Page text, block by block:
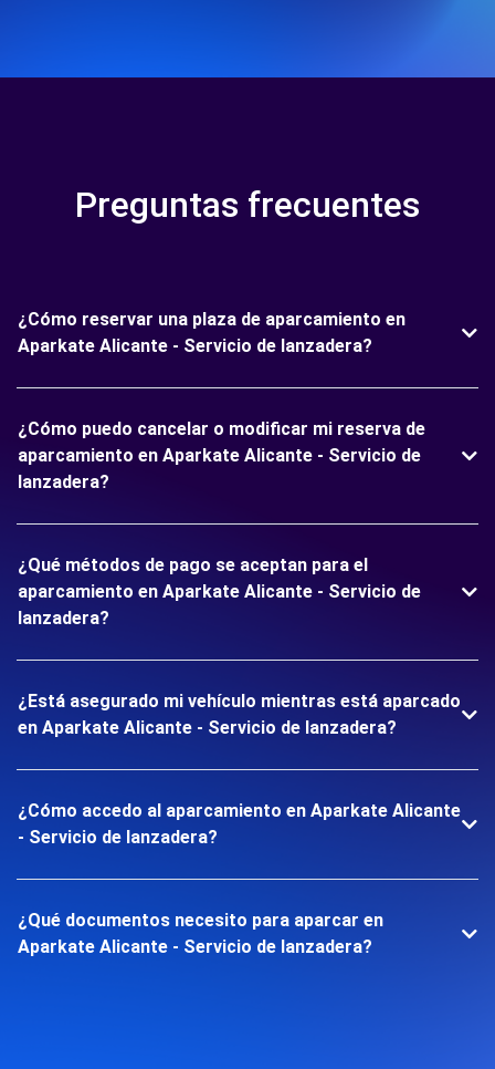
Preguntas frecuentes
¿Cómo reservar una plaza de aparcamiento en
Aparkate Alicante - Servicio de lanzadera?
¿Cómo puedo cancelar o modificar mi reserva de
aparcamiento en Aparkate Alicante - Servicio de
lanzadera?
¿Qué métodos de pago se aceptan para el
aparcamiento en Aparkate Alicante - Servicio de
lanzadera?
¿Está asegurado mi vehículo mientras está aparcado
en Aparkate Alicante - Servicio de lanzadera?
¿Cómo accedo al aparcamiento en Aparkate Alicante
- Servicio de lanzadera?
¿Qué documentos necesito para aparcar en
Aparkate Alicante - Servicio de lanzadera?